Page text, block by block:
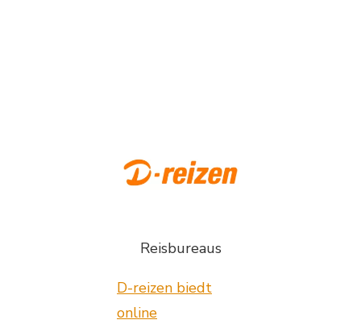
Reisbureaus
D-reizen biedt
online